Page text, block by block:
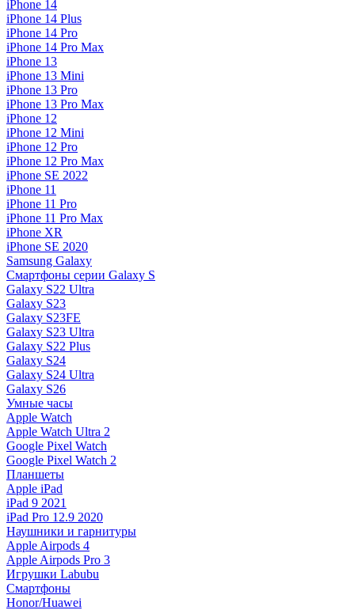
iPhone 14
iPhone 14 Plus
iPhone 14 Pro
iPhone 14 Pro Max
iPhone 13
iPhone 13 Mini
iPhone 13 Pro
iPhone 13 Pro Max
iPhone 12
iPhone 12 Mini
iPhone 12 Pro
iPhone 12 Pro Max
iPhone SE 2022
iPhone 11
iPhone 11 Pro
iPhone 11 Pro Max
iPhone XR
iPhone SE 2020
Samsung Galaxy
Смартфоны серии Galaxy S
Galaxy S22 Ultra
Galaxy S23
Galaxy S23FE
Galaxy S23 Ultra
Galaxy S22 Plus
Galaxy S24
Galaxy S24 Ultra
Galaxy S26
Умные часы
Apple Watch
Apple Watch Ultra 2
Google Pixel Watch
Google Pixel Watch 2
Планшеты
Apple iPad
iPad 9 2021
iPad Pro 12.9 2020
Наушники и гарнитуры
Apple Airpods 4
Apple Airpods Pro 3
Игрушки Labubu
Смартфоны
Honor/Huawei